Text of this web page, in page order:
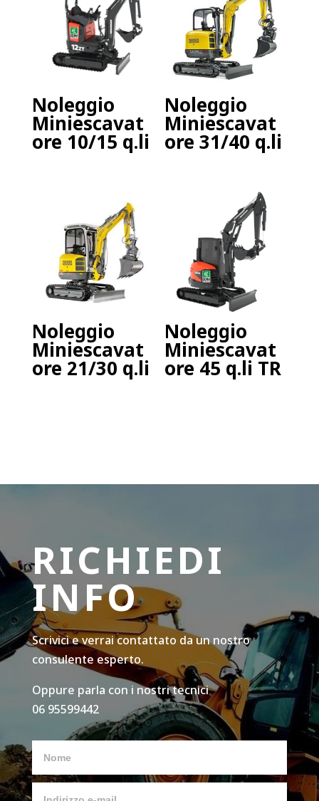
Noleggio
Miniescavat
ore 10/15 q.li
Noleggio
Miniescavat
ore 31/40 q.li
Noleggio
Miniescavat
ore 21/30 q.li
Noleggio
Miniescavat
ore 45 q.li TR
RICHIEDI
INFO
Scrivici e verrai contattato da un nostro
consulente esperto.
Oppure parla con i nostri tecnici
06 95599442